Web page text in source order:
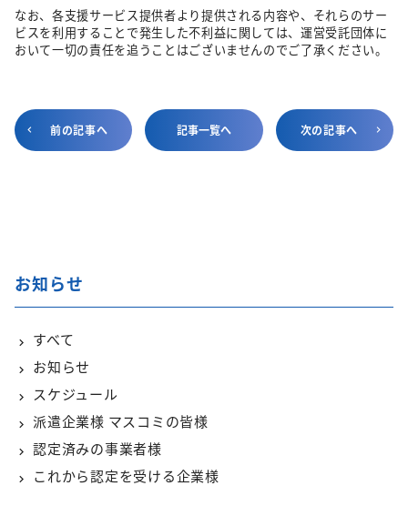
なお、各支援サービス提供者より提供される内容や、それらのサー
ビスを利用することで発生した不利益に関しては、運営受託団体に
おいて一切の責任を追うことはございませんのでご了承ください。
前の記事へ 記事一覧へ 次の記事へ
お知らせ
すべて
お知らせ
スケジュール
派遣企業様 マスコミの皆様
認定済みの事業者様
これから認定を受ける企業様